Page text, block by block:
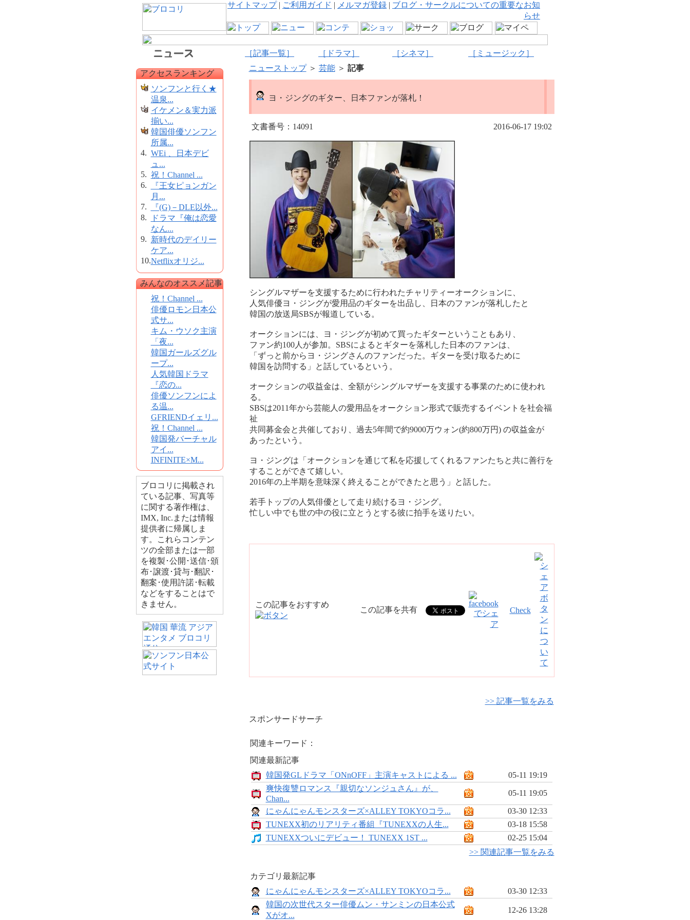
サイトマップ| ご利用ガイド | メルマガ登録 | ブログ・サークルについての重要なお知
らせ
［記事一覧］ ［ドラマ］ ［シネマ］ ［ミュージック］
アクセスランキング
ソンフンと行く★
温泉...
イケメン＆実力派
揃い...
韓国俳優ソンフン
所属...
4. WEi 、日本デビ
ュ...
5. 祝！Channel ...
6.
『王女ピョンガン
月...
7.
『(G)－DLE以外...
8.
ドラマ『俺は恋愛
なん...
9. 新時代のデイリー
ケア...
10.Netflixオリジ...
みんなのオススメ記事
祝！Channel ...
俳優ロモン日本公
式サ...
キム・ウソク主演
「夜...
韓国ガールズグル
ープ...
人気韓国ドラマ
『恋の...
俳優ソンフンによ
る温...
GFRIENDイェリ...
祝！Channel ...
韓国発バーチャル
アイ...
INFINITE×M...
ブロコリに掲載され
ている記事、写真等
に関する著作権は、
IMX, Inc.または情報
提供者に帰属しま
す。これらコンテン
ツの全部または一部
を複製･公開･送信･頒
布･譲渡･貸与･翻訳･
翻案･使用許諾･転載
などをすることはで
きません。
ニューストップ＞ 芸能＞ 記事
ヨ・ジングのギター、日本ファンが落札！
文書番号：14091 2016-06-17 19:02
シングルマザーを支援するために行われたチャリティーオークションに、
人気俳優ヨ・ジングが愛用品のギターを出品し、日本のファンが落札したと
韓国の放送局SBSが報道している。
オークションには、ヨ・ジングが初めて買ったギターということもあり、
ファン約100人が参加。SBSによるとギターを落札した日本のファンは、
「ずっと前からヨ・ジングさんのファンだった。ギターを受け取るために
韓国を訪問する」と話しているという。
オークションの収益金は、全額がシングルマザーを支援する事業のために使われ
る。
SBSは2011年から芸能人の愛用品をオークション形式で販売するイベントを社会福
祉
共同募金会と共催しており、過去5年間で約9000万ウォン(約800万円) の収益金が
あったという。
ヨ・ジングは「オークションを通じて私を応援してくれるファンたちと共に善行を
することができて嬉しい。
2016年の上半期を意味深く終えることができたと思う」と話した。
若手トップの人気俳優として走り続けるヨ・ジング。
忙しい中でも世の中の役に立とうとする彼に拍手を送りたい。
この記事をおすすめ
この記事を共有 Check
>> 記事一覧をみる
スポンサードサーチ
関連キーワード：
関連最新記事
韓国発GLドラマ「ONnOFF」主演キャストによる ...
05-11 19:19
爽快復讐ロマンス『親切なソンジュさん』が、
Chan...
05-11 19:05
にゃんにゃんモンスターズ×ALLEY TOKYOコラ...
03-30 12:33
TUNEXX初のリアリティ番組『TUNEXXの人生...
03-18 15:58
TUNEXXついにデビュー！ TUNEXX 1ST ...
02-25 15:04
>> 関連記事一覧をみる
カテゴリ最新記事
にゃんにゃんモンスターズ×ALLEY TOKYOコラ...
03-30 12:33
韓国の次世代スター俳優ムン・サンミンの日本公式
Xがオ...
12-26 13:28